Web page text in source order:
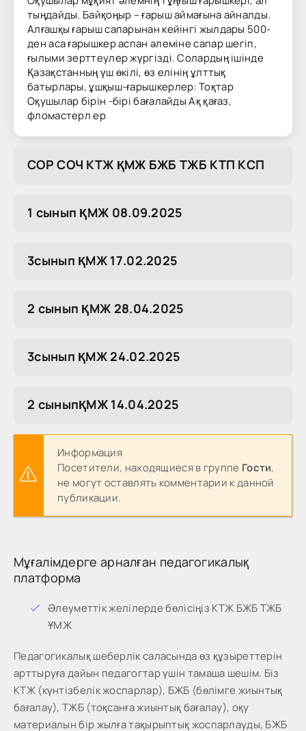
тыңдайды. Байқоңыр – ғарыш аймағына айналды.
Алғашқы ғарыш сапарынан кейінгі жылдары 500-
ден аса ғарышкер аспан әлеміне сапар шегіп,
ғылыми зерттеулер жүргізді. Солардың ішінде
Қазақстанның үш өкілі, өз елінің ұлттық
батырлары, ұшқыш-ғарышкерлер: Тоқтар
Оқушылар бірін -бірі бағалайды Ақ қағаз,
фломастерл ер
COP COЧ KTЖ ҚMЖ БЖБ TЖБ KTП KCП
1 сынып ҚМЖ 08.09.2025
3сынып ҚМЖ 17.02.2025
2 сынып ҚМЖ 28.04.2025
3сынып ҚМЖ 24.02.2025
2 сыныпҚМЖ 14.04.2025
Информация
Посетители, находящиеся в группе Гости,
не могут оставлять комментарии к данной
публикации.
Мұғалімдерге арналған педагогикалық
платформа
Әлеуметтік желілерде бөлісіңіз КТЖ БЖБ ТЖБ
ҰМЖ
Педагогикалық шеберлік саласында өз құзыреттерін
арттыруға дайын педагогтар үшін тамаша шешім. Біз
КТЖ (күнтізбелік жоспарлар), БЖБ (бөлімге жиынтық
бағалау), ТЖБ (тоқсанға жиынтық бағалау), оқу
материалын бір жылға тақырыптық жоспарлауды, БЖБ